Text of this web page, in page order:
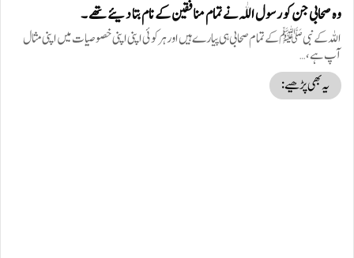
وہ صحابی جن کو رسول اللّٰہ نے تمام منافقین کے نام بتا دیئے تھے ۔
اللہ کے نبیﷺ کے تمام صحابی ہی پیارے ہیں اور ہر کوئی اپنی اپنی خصوصیات میں اپنی مثال
آپ ہے،…
یہ بھی پڑھیے: